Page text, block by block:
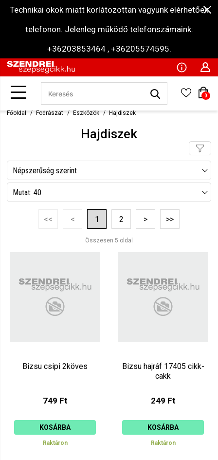
Technikai okok miatt korlátozottan vagyunk elérhetőek
telefonon. Jelenleg működő telefonszámaink:
+36203853464 , +36205574595.
0
Főoldal Fodrászat Eszközök Hajdiszek
Hajdiszek
Népszerűség szerint
Név szerint csökkenő
Mutat: 40
<< < 1 2 > >>
Összesen 5 oldal
Bizsu csipi 2köves
749 Ft
KOSÁRBA
Raktáron
Bizsu hajráf 17405 cikk-
cakk
249 Ft
KOSÁRBA
Raktáron